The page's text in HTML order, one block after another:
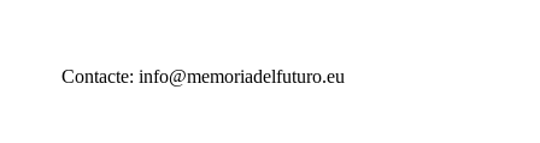
Contacte: info@memoriadelfuturo.eu